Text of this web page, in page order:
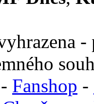
- Fanshop -